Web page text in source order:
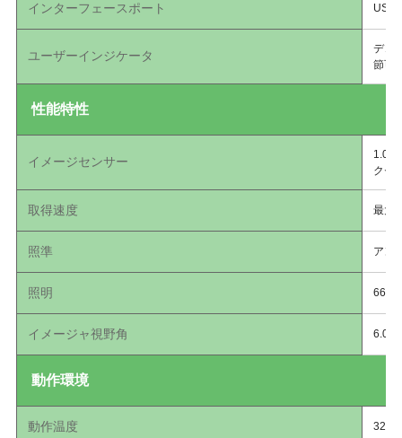
インターフェースポート USB
ユーザーインジケータ
デコ
節可
性能特性
イメージセンサー
クセ
取得速度 最大
照準 アン
照明
イメージャ視野角
動作環境
動作温度 32°F